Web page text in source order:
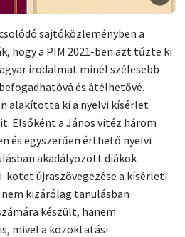
sajtóközleményben a
hogy a PIM 2021-ben azt tűzte ki
irodalmat minél szélesebb
és átélhetővé.
alakította ki a nyelvi kísérlet
Elsőként a János vitéz három
és egyszerűen érthető nyelvi
akadályozott diákok
kötet újraszövegezése a kísérleti
kizárólag tanulásban
készült, hanem
mivel a közoktatási